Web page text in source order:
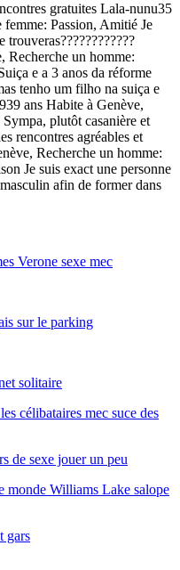
gratuites Lala-nunu35
Passion, Amitié Je
Recherche un homme:
e a 3 anos da réforme
tenho um filho na suiça e
ans Habite à Genève,
plutôt casanière et
rencontres agréables et
Recherche un homme:
Je suis exact une personne
afin de former dans
Verone sexe mec
sur le parking
solitaire
célibataires mec suce des
de sexe jouer un peu
monde Williams Lake salope
gars